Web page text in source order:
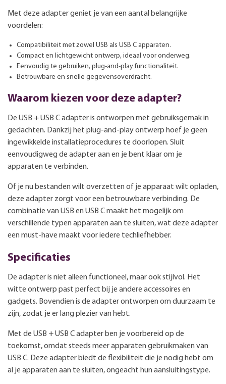
Met deze adapter geniet je van een aantal belangrijke
voordelen:
Compatibiliteit met zowel USB als USB C apparaten.
Compact en lichtgewicht ontwerp, ideaal voor onderweg.
Eenvoudig te gebruiken, plug-and-play functionaliteit.
Betrouwbare en snelle gegevensoverdracht.
Waarom kiezen voor deze adapter?
De USB + USB C adapter is ontworpen met gebruiksgemak in
gedachten. Dankzij het plug-and-play ontwerp hoef je geen
ingewikkelde installatieprocedures te doorlopen. Sluit
eenvoudigweg de adapter aan en je bent klaar om je
apparaten te verbinden.
Of je nu bestanden wilt overzetten of je apparaat wilt opladen,
deze adapter zorgt voor een betrouwbare verbinding. De
combinatie van USB en USB C maakt het mogelijk om
verschillende typen apparaten aan te sluiten, wat deze adapter
een must-have maakt voor iedere techliefhebber.
Specificaties
De adapter is niet alleen functioneel, maar ook stijlvol. Het
witte ontwerp past perfect bij je andere accessoires en
gadgets. Bovendien is de adapter ontworpen om duurzaam te
zijn, zodat je er lang plezier van hebt.
Met de USB + USB C adapter ben je voorbereid op de
toekomst, omdat steeds meer apparaten gebruikmaken van
USB C. Deze adapter biedt de flexibiliteit die je nodig hebt om
al je apparaten aan te sluiten, ongeacht hun aansluitingstype.